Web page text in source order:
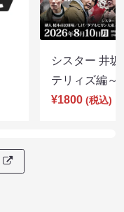
シスター 井
テリィズ編
¥1800 (税込)